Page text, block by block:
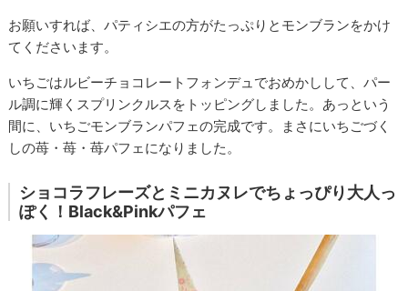
お願いすれば、パティシエの方がたっぷりとモンブランをかけ
てくださいます。
いちごはルビーチョコレートフォンデュでおめかしして、パー
ル調に輝くスプリンクルスをトッピングしました。あっという
間に、いちごモンブランパフェの完成です。まさにいちごづく
しの苺・苺・苺パフェになりました。
ショコラフレーズとミニカヌレでちょっぴり大人っ
ぽく！Black&Pinkパフェ